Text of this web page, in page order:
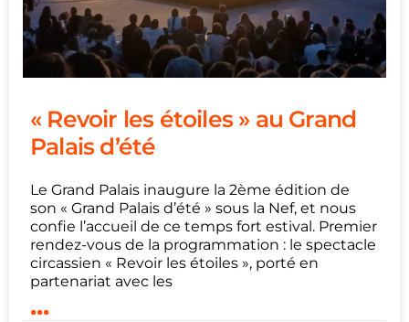
« Revoir les étoiles » au Grand
Palais d’été
Le Grand Palais inaugure la 2ème édition de
son « Grand Palais d’été » sous la Nef, et nous
confie l’accueil de ce temps fort estival. Premier
rendez-vous de la programmation : le spectacle
circassien « Revoir les étoiles », porté en
partenariat avec les
...